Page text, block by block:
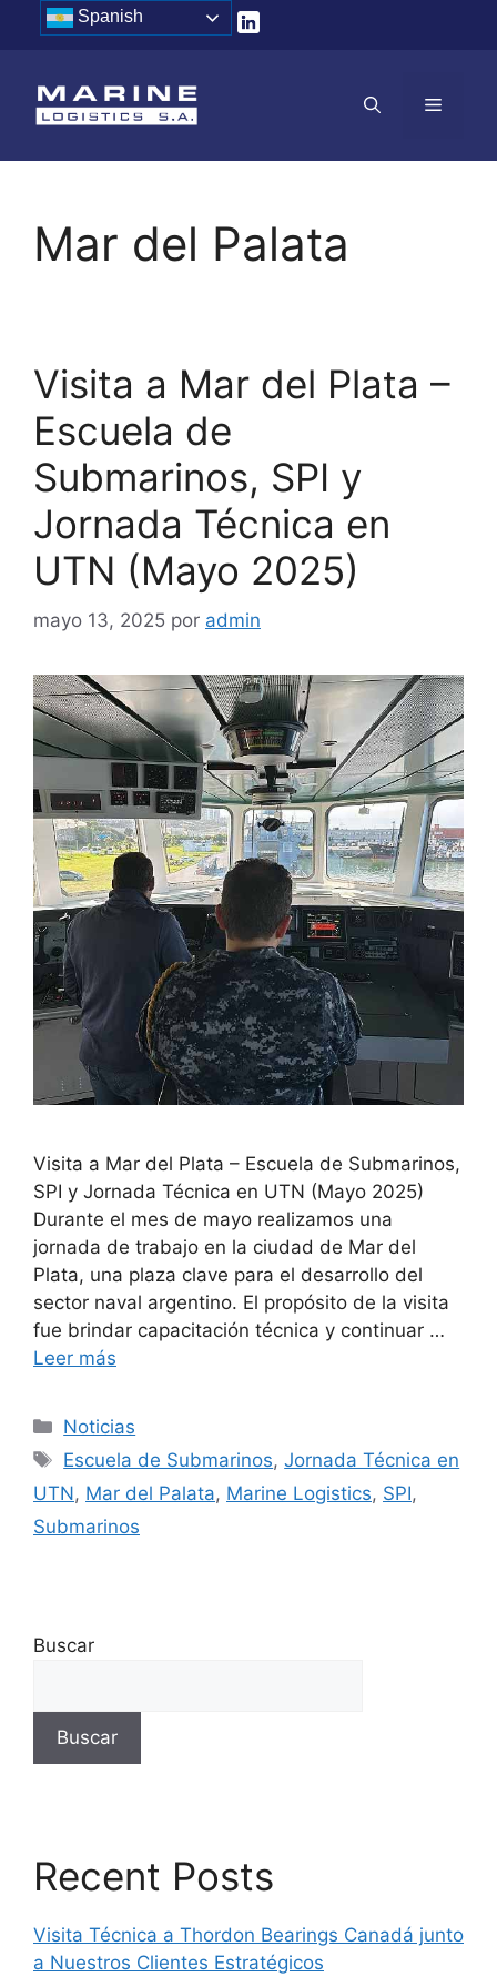
Saltar
MENÚ
Mar del Palata
Visita a Mar del Plata –
Escuela de
Submarinos, SPI y
Jornada Técnica en
UTN (Mayo 2025)
mayo 13, 2025 por admin
Visita a Mar del Plata – Escuela de Submarinos,
SPI y Jornada Técnica en UTN (Mayo 2025)
Durante el mes de mayo realizamos una
jornada de trabajo en la ciudad de Mar del
Plata, una plaza clave para el desarrollo del
sector naval argentino. El propósito de la visita
fue brindar capacitación técnica y continuar …
Leer más
Categorías
Noticias
Etiquetas
Escuela de Submarinos,Jornada Técnica en
UTN, Mar del Palata, Marine Logistics, SPI,
Submarinos
Buscar
Buscar
Recent Posts
Visita Técnica a Thordon Bearings Canadá junto
a Nuestros Clientes Estratégicos
Spanish